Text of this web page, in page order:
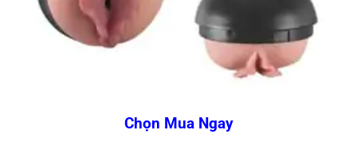
Chọn Mua Ngay